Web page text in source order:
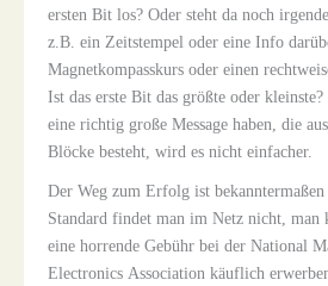
ersten Bit los? Oder steht da noch
z.B. ein Zeitstempel oder eine Info
Magnetkompasskurs oder einen
Ist das erste Bit das größte oder
eine richtig große Message haben, die
Blöcke besteht, wird es nicht einfacher.
Der Weg zum Erfolg ist
Standard findet man im Netz nicht, man
eine horrende Gebühr bei der National
Electronics Association käuflich